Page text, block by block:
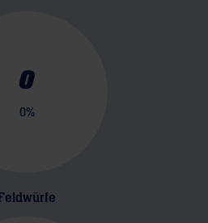
0
0%
Feldwürfe